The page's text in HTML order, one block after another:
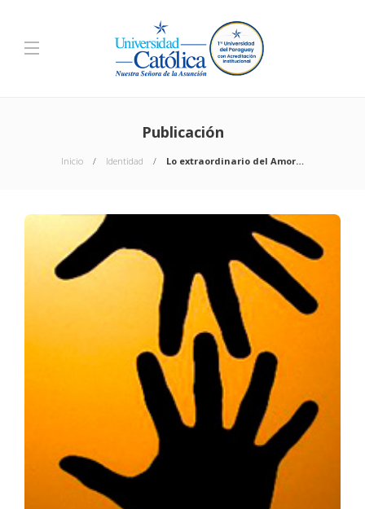
Publicación
Inicio Identidad Lo extraordinario del Amor…